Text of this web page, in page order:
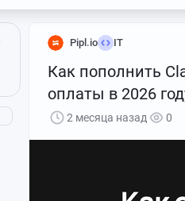
Pipl.io IT
Как пополнить
оплаты в 2026
2 месяца назад 0